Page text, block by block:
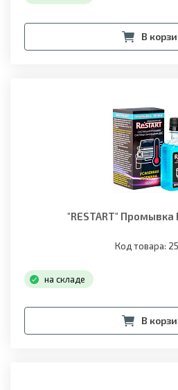
В
"RESTART"
Код товара:
на складе
В